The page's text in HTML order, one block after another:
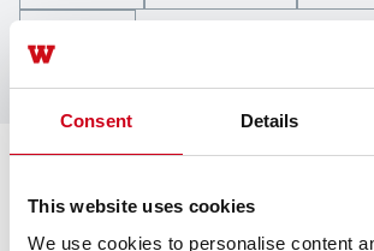
Consent Details
This website uses cookies
We use cookies to personalise content
All articles
我们在这里